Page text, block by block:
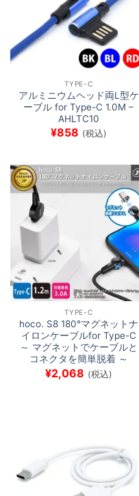
TYPE-C
アルミニウムヘッド両L型ケ
ーブル for Type-C 1.0M –
AHLTC10
¥858 (税込)
TYPE-C
hoco. S8 180°マグネットナ
イロンケーブルfor Type-C
～ マグネットでケーブルと
コネクタを簡単脱着 ～
¥2,068 (税込)